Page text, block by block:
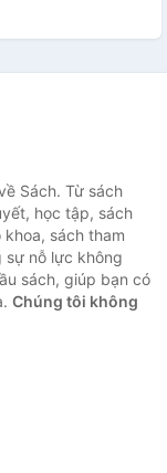
Sách. Từ sách
học tập, sách
sách tham
sự nỗ lực không
sách, giúp bạn có
Chúng tôi không